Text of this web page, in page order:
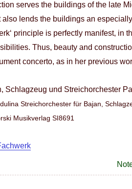
serves the buildings of the late
also lends the buildings an
principle is perfectly manifest, in
Thus, beauty and
concerto, as in her previous
Schlagzeug und Streichorchester
Streichorchester für Bajan,
Musikverlag SI8691